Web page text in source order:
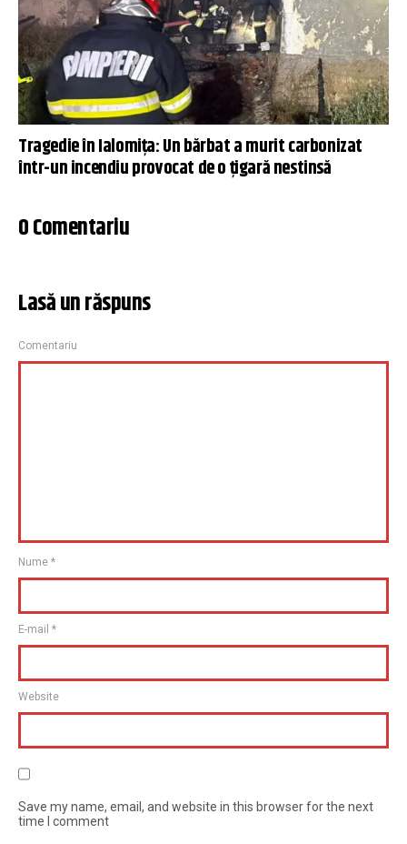
Tragedie în Ialomița: Un bărbat a murit carbonizat
într-un incendiu provocat de o țigară nestinsă
0 Comentariu
Lasă un răspuns
Comentariu
Nume *
E-mail *
Website
Save my name, email, and website in this browser for the next
time I comment